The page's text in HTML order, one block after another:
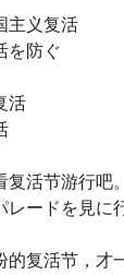
主义复活
を防ぐ
活
复活节游行吧。
レードを見に
的复活节，才